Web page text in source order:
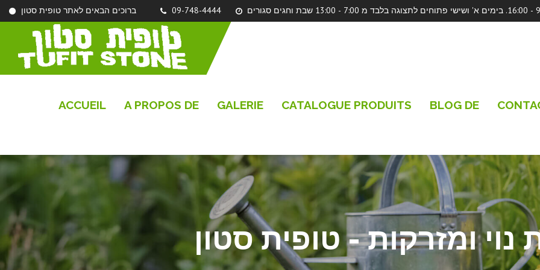
ברוכים הבאים לאתר טופית סטון 09-748-4444
ACCUEIL A PROPOS DE GALERIE CATALOGUE PRODUITS BLOG DE
נוי ומזרקות - טופית סטון